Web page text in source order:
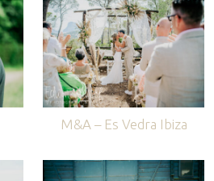
M&A – Es Vedra Ibiza